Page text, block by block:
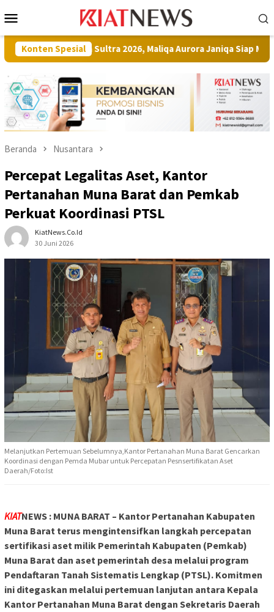
ke
Mobile
Konten Spesial
Sultra 2026, Maliqa Aurora Janiqa Siap Melenggang ke
Beranda Nusantara
Percepat Legalitas Aset, Kantor
Pertanahan Muna Barat dan Pemkab
Perkuat Koordinasi PTSL
KiatNews.co.id
30 Juni 2026
Melanjutkan Pertemuan Sebelumnya,Kantor Pertanahan Muna Barat Gencarkan
Koordinasi dengan Pemda Mubar untuk Percepatan Pesnsertifikatan Aset
Daerah/Foto:Ist
KIATNEWS : MUNA BARAT – Kantor Pertanahan Kabupaten
Muna Barat terus mengintensifkan langkah percepatan
sertifikasi aset milik Pemerintah Kabupaten (Pemkab)
Muna Barat dan aset pemerintah desa melalui program
Pendaftaran Tanah Sistematis Lengkap (PTSL). Komitmen
ini ditegaskan melalui pertemuan lanjutan antara Kepala
Kantor Pertanahan Muna Barat dengan Sekretaris Daerah